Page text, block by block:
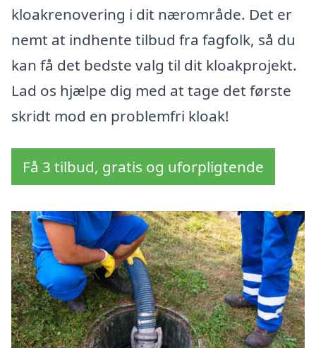
kloakrenovering i dit nærområde. Det er
nemt at indhente tilbud fra fagfolk, så du
kan få det bedste valg til dit kloakprojekt.
Lad os hjælpe dig med at tage det første
skridt mod en problemfri kloak!
Få 3 tilbud, gratis og uforpligtende